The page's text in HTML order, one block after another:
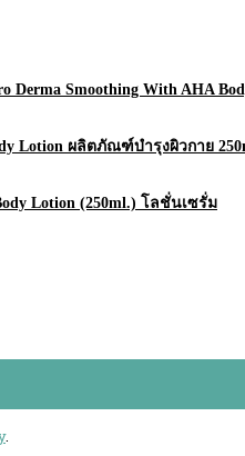
Smoothing With AHA
Lotion ผลิตภัณฑ์บำรุงผิวกาย
Lotion (250ml.) โลชั่นเซรั่ม
.